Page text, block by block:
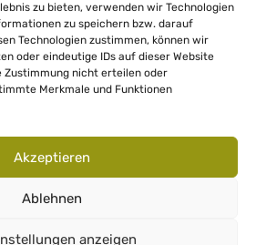
zu bieten, verwenden wir Technologien
zu speichern bzw. darauf
Technologien zustimmen, können wir
oder eindeutige IDs auf dieser Website
Zustimmung nicht erteilen oder
Merkmale und Funktionen
Akzeptieren
Ablehnen
anzeigen